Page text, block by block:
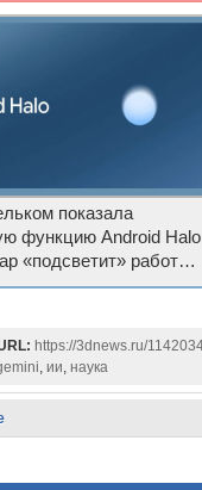
показала
функцию Android Halo
«подсветит» работу
https://3dnews.ru/
, ии, наука